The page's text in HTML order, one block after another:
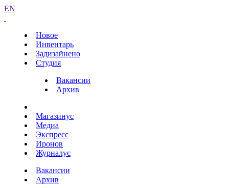
EN
Новое
Инвентарь
Задизайнено
Студия
Вакансии
Архив
Магазинус
Медиа
Экспресс
Иронов
Журналус
Вакансии
Архив